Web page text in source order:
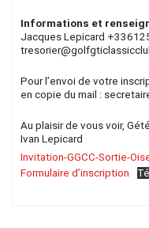
Informations et
Jacques Lepicard
Pour l’envoi de votre
en copie du mail :
Au plaisir de vous voir,
Ivan Lepicard
Invitation-GGCC-Sortie-
Formulaire d’inscription